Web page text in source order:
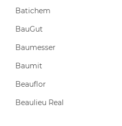
Batichem
BauGut
Baumesser
Baumit
Beauflor
Beaulieu Real